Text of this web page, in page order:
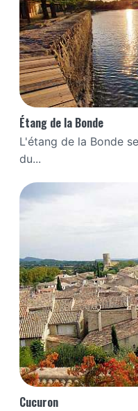
Étang de la Bonde
L'étang de la Bonde
du...
Cucuron